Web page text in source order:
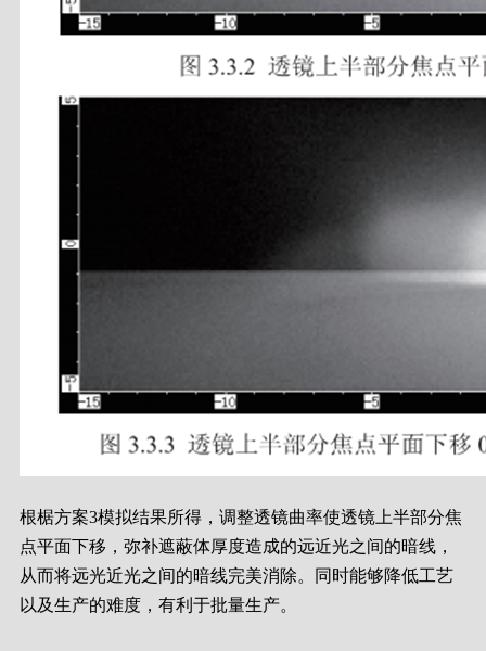
根椐方案3模拟结果所得，调整透镜曲率使透镜上半部分焦
点平面下移，弥补遮蔽体厚度造成的远近光之间的暗线，
从而将远光近光之间的暗线完美消除。同时能够降低工艺
以及生产的难度，有利于批量生产。